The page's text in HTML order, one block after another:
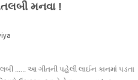
મનવા !
...... આ ગીતની પહેલી લાઈન કાનમાં પડતા